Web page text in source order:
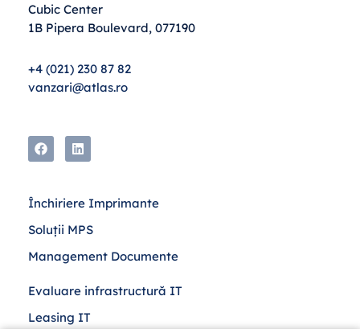
Cubic Center
1B Pipera Boulevard, 077190
+4 (021) 230 87 82
vanzari@atlas.ro
Închiriere Imprimante
Soluții MPS
Management Documente
Evaluare infrastructură IT
Leasing IT